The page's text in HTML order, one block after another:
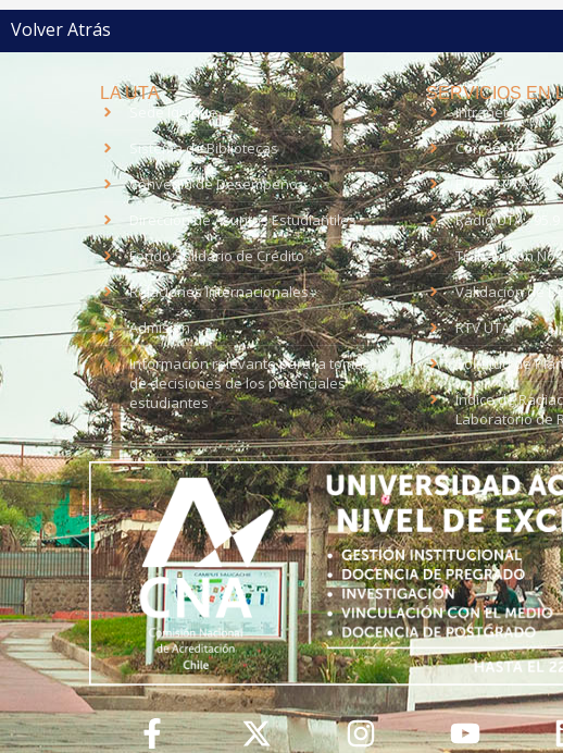
Volver Atrás
LA UTA
Sede Iquique
Sistema de Bibliotecas
Convenio de Desempeño
Dirección de Asuntos Estudiantiles
Fondo Solidario de Crédito
Relaciones Internacionales
Admisión
Información relevante para la toma
de decisiones de los potenciales
estudiantes
SERVICIOS EN
Intranet
Correo UTA
EUDEV UTAmed
Radio UTA - 95.9
Trabaja con
Validación de
RTV UTA
Solicitud de
Índice de
Laboratorio de